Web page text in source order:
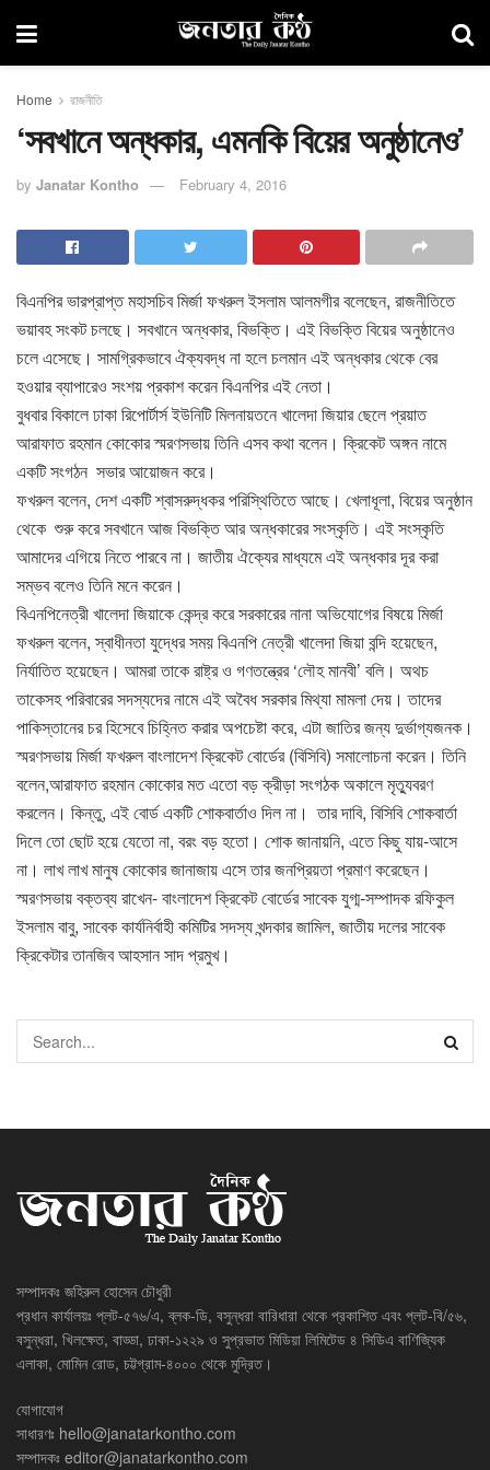
Home রাজনীতি
‘সবখানে অন্ধকার, এমনকি বিয়ের অনুষ্ঠানেও’
by Janatar Kontho February 4, 2016
বিএনপির ভারপ্রাপ্ত মহাসচিব মির্জা ফখরুল ইসলাম আলমগীর বলেছেন, রাজনীতিতে
ভয়াবহ সংকট চলছে। সবখানে অন্ধকার, বিভক্তি। এই বিভক্তি বিয়ের অনুষ্ঠানেও
চলে এসেছে। সামগ্রিকভাবে ঐক্যবদ্ধ না হলে চলমান এই অন্ধকার থেকে বের
হওয়ার ব্যাপারেও সংশয় প্রকাশ করেন বিএনপির এই নেতা।
বুধবার বিকালে ঢাকা রিপোর্টার্স ইউনিটি মিলনায়তনে খালেদা জিয়ার ছেলে প্রয়াত
আরাফাত রহমান কোকোর স্মরণসভায় তিনি এসব কথা বলেন। ক্রিকেট অঙ্গন নামে
একটি সংগঠন সভার আয়োজন করে।
ফখরুল বলেন, দেশ একটি শ্বাসরুদ্ধকর পরিস্থিতিতে আছে। খেলাধূলা, বিয়ের অনুষ্ঠান
থেকে শুরু করে সবখানে আজ বিভক্তি আর অন্ধকারের সংস্কৃতি। এই সংস্কৃতি
আমাদের এগিয়ে নিতে পারবে না। জাতীয় ঐক্যের মাধ্যমে এই অন্ধকার দূর করা
সম্ভব বলেও তিনি মনে করেন।
বিএনপিনেত্রী খালেদা জিয়াকে কেন্দ্র করে সরকারের নানা অভিযোগের বিষয়ে মির্জা
ফখরুল বলেন, স্বাধীনতা যুদ্ধের সময় বিএনপি নেত্রী খালেদা জিয়া বন্দি হয়েছেন,
নির্যাতিত হয়েছেন। আমরা তাকে রাষ্ট্র ও গণতন্ত্রের ‘লৌহ মানবী’ বলি। অথচ
তাকেসহ পরিবারের সদস্যদের নামে এই অবৈধ সরকার মিথ্যা মামলা দেয়। তাদের
পাকিস্তানের চর হিসেবে চিহ্নিত করার অপচেষ্টা করে, এটা জাতির জন্য দুর্ভাগ্যজনক।
স্মরণসভায় মির্জা ফখরুল বাংলাদেশ ক্রিকেট বোর্ডের (বিসিবি) সমালোচনা করেন। তিনি
বলেন,আরাফাত রহমান কোকোর মত এতো বড় ক্রীড়া সংগঠক অকালে মৃত্যুবরণ
করলেন। কিন্তু, এই বোর্ড একটি শোকবার্তাও দিল না। তার দাবি, বিসিবি শোকবার্তা
দিলে তো ছোট হয়ে যেতো না, বরং বড় হতো। শোক জানায়নি, এতে কিছু যায়-আসে
না। লাখ লাখ মানুষ কোকোর জানাজায় এসে তার জনপ্রিয়তা প্রমাণ করেছেন।
স্মরণসভায় বক্তব্য রাখেন- বাংলাদেশ ক্রিকেট বোর্ডের সাবেক যুগ্ম-সম্পাদক রফিকুল
ইসলাম বাবু, সাবেক কার্যনির্বাহী কমিটির সদস্য খন্দকার জামিল, জাতীয় দলের সাবেক
ক্রিকেটার তানজিব আহসান সাদ প্রমুখ।
সম্পাদকঃ জহিরুল হোসেন চৌধুরী
প্রধান কার্যালয়ঃ প্লট-৫৭৬/এ, ব্লক-ডি, বসুন্ধরা বারিধারা থেকে প্রকাশিত এবং প্লট-বি/৫৬,
বসুন্ধরা, খিলক্ষেত, বাড্ডা, ঢাকা-১২২৯ ও সুপ্রভাত মিডিয়া লিমিটেড ৪ সিডিএ বাণিজ্যিক
এলাকা, মোমিন রোড, চট্টগ্রাম-৪০০০ থেকে মুদ্রিত।
যোগাযোগ
সাধারণঃ hello@janatarkontho.com
সম্পাদকঃ editor@janatarkontho.com